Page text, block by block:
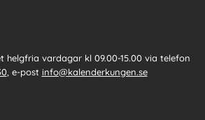
helgfria vardagar kl 09.00-15.00 via telefon
, e-post info@kalenderkungen.se